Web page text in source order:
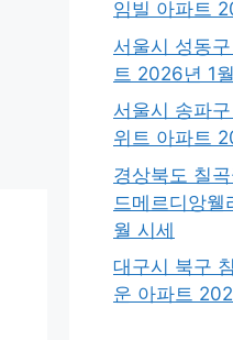
임빌 아파트
서울시 성동
트 2026년 1
서울시 송파
위트 아파트
경상북도 칠
드메르디앙
월 시세
대구시 북구
운 아파트